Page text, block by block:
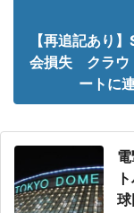
【再追記あり
会損失 クラウ
ートに